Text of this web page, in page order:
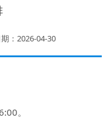
：2026-04-30
。